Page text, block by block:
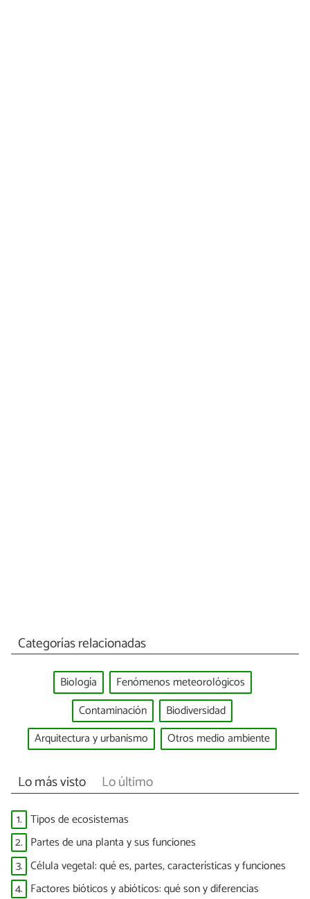
Categorías relacionadas
Biología
Fenómenos meteorológicos
Contaminación
Biodiversidad
Arquitectura y urbanismo
Otros medio ambiente
Lo más visto Lo último
1. Tipos de ecosistemas
2. Partes de una planta y sus funciones
3. Célula vegetal: qué es, partes, características y funciones
4. Factores bióticos y abióticos: qué son y diferencias